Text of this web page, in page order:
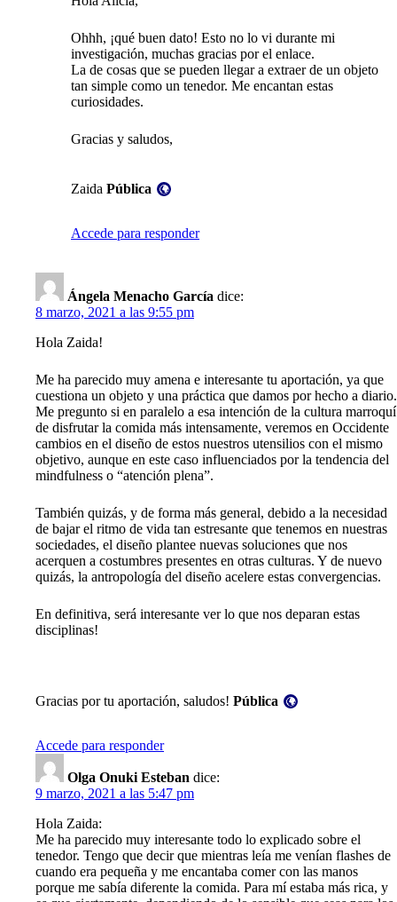
Ohhh, ¡qué buen dato! Esto no lo vi durante mi
investigación, muchas gracias por el enlace.
La de cosas que se pueden llegar a extraer de un objeto
tan simple como un tenedor. Me encantan estas
curiosidades.
Gracias y saludos,
Zaida Pública
Accede para responder
Ángela Menacho García dice:
8 marzo, 2021 a las 9:55 pm
Hola Zaida!
Me ha parecido muy amena e interesante tu aportación, ya que
cuestiona un objeto y una práctica que damos por hecho a diario.
Me pregunto si en paralelo a esa intención de la cultura marroquí
de disfrutar la comida más intensamente, veremos en Occidente
cambios en el diseño de estos nuestros utensilios con el mismo
objetivo, aunque en este caso influenciados por la tendencia del
mindfulness o “atención plena”.
También quizás, y de forma más general, debido a la necesidad
de bajar el ritmo de vida tan estresante que tenemos en nuestras
sociedades, el diseño plantee nuevas soluciones que nos
acerquen a costumbres presentes en otras culturas. Y de nuevo
quizás, la antropología del diseño acelere estas convergencias.
En definitiva, será interesante ver lo que nos deparan estas
disciplinas!
Gracias por tu aportación, saludos! Pública
Accede para responder
Olga Onuki Esteban dice:
9 marzo, 2021 a las 5:47 pm
Hola Zaida:
Me ha parecido muy interesante todo lo explicado sobre el
tenedor. Tengo que decir que mientras leía me venían flashes de
cuando era pequeña y me encantaba comer con las manos
porque me sabía diferente la comida. Para mí estaba más rica, y